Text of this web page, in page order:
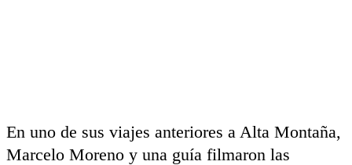
En uno de sus viajes anteriores a Alta Montaña,
Marcelo Moreno y una guía filmaron las